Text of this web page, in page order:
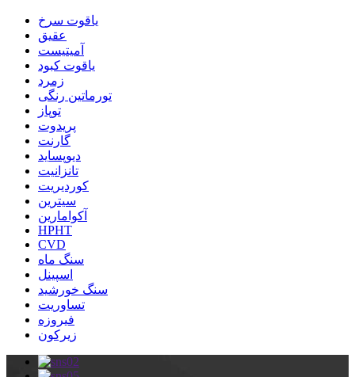
یاقوت سرخ
عقیق
آمیتیست
یاقوت کبود
زمرد
تورماتین رنگی
توپاز
پریدوت
گارنت
دیوپساید
تانزانیت
کوردیریت
سیترین
آکوامارین
HPHT
CVD
سنگ ماه
اسپینل
سنگ خورشید
تساوریت
فیروزه
زیرکون